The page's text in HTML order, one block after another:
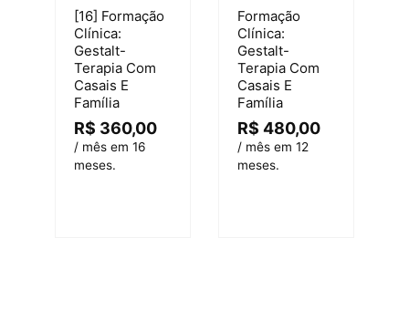
[16] Formação
Clínica:
Gestalt-
Terapia Com
Casais E
Família
R$ 360,00
/ mês em 16
meses.
Formação
Clínica:
Gestalt-
Terapia Com
Casais E
Família
R$ 480,00
/ mês em 12
meses.